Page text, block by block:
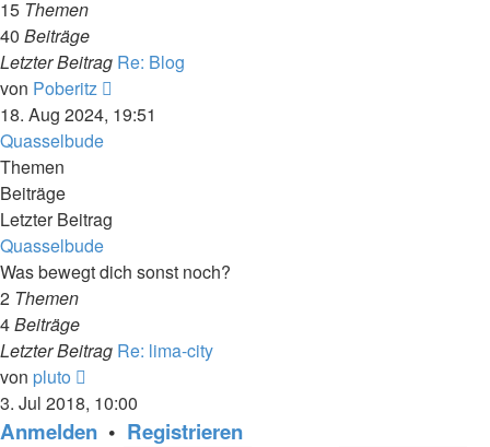
15 Themen
40 Beiträge
Letzter Beitrag Re: Blog
von Poberitz
Beitrag
18. Aug 2024, 19:51
Quasselbude
Themen
Beiträge
Letzter Beitrag
Quasselbude
Was bewegt dich sonst noch?
2 Themen
4Beiträge
Letzter Beitrag Re: lima-city
von pluto
Beitrag
3. Jul 2018, 10:00
Anmelden • Registrieren